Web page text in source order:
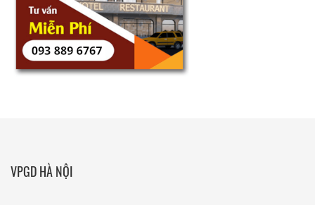
VPGD HÀ NỘI